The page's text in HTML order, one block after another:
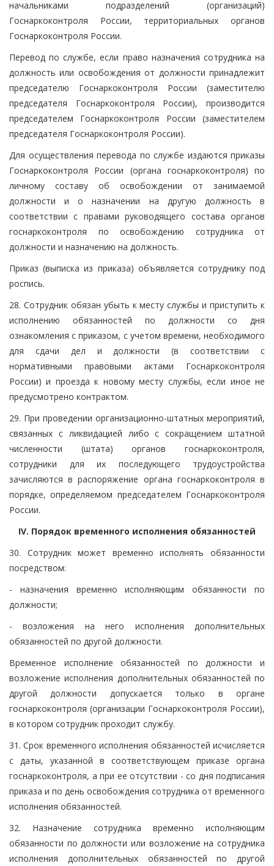
начальниками подразделений (организаций)
Госнаркоконтроля России, территориальных органов
Госнаркоконтроля России.
Перевод по службе, если право назначения сотрудника на
должность или освобождения от должности принадлежит
председателю Госнаркоконтроля России (заместителю
председателя Госнаркоконтроля России), производится
председателем Госнаркоконтроля России (заместителем
председателя Госнаркоконтроля России).
Для осуществления перевода по службе издаются приказы
Госнаркоконтроля России (органа госнаркоконтроля) по
личному составу об освобождении от занимаемой
должности и о назначении на другую должность в
соответствии с правами руководящего состава органов
госнаркоконтроля по освобождению сотрудника от
должности и назначению на должность.
Приказ (выписка из приказа) объявляется сотруднику под
роспись.
28. Сотрудник обязан убыть к месту службы и приступить к
исполнению обязанностей по должности со дня
ознакомления с приказом, с учетом времени, необходимого
для сдачи дел и должности (в соответствии с
нормативными правовыми актами Госнаркоконтроля
России) и проезда к новому месту службы, если иное не
предусмотрено контрактом.
29. При проведении организационно-штатных мероприятий,
связанных с ликвидацией либо с сокращением штатной
численности (штата) органов госнаркоконтроля,
сотрудники для их последующего трудоустройства
зачисляются в распоряжение органа госнаркоконтроля в
порядке, определяемом председателем Госнаркоконтроля
России.
IV. Порядок временного исполнения обязанностей
30. Сотрудник может временно исполнять обязанности
посредством:
- назначения временно исполняющим обязанности по
должности;
- возложения на него исполнения дополнительных
обязанностей по другой должности.
Временное исполнение обязанностей по должности и
возложение исполнения дополнительных обязанностей по
другой должности допускается только в органе
госнаркоконтроля (организации Госнаркоконтроля России),
в котором сотрудник проходит службу.
31. Срок временного исполнения обязанностей исчисляется
с даты, указанной в соответствующем приказе органа
госнаркоконтроля, а при ее отсутствии - со дня подписания
приказа и по день освобождения сотрудника от временного
исполнения обязанностей.
32. Назначение сотрудника временно исполняющим
обязанности по должности или возложение на сотрудника
исполнения дополнительных обязанностей по другой